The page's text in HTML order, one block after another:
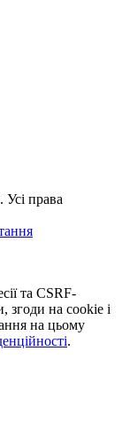
. Усі права
та CSRF-
згоди на cookie і
на цьому
.